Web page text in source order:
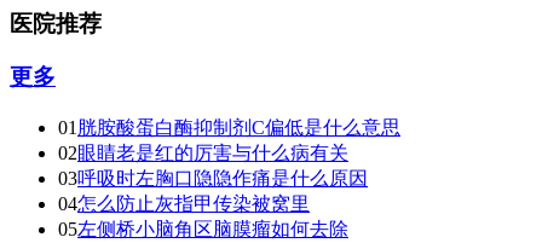
医院推荐
更多
01 胱胺酸蛋白酶抑制剂C偏低是什么意思
02眼睛老是红的厉害与什么病有关
03呼吸时左胸口隐隐作痛是什么原因
04怎么防止灰指甲传染被窝里
05左侧桥小脑角区脑膜瘤如何去除